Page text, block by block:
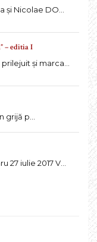
și Nicolae DO...
– editia I
și marca...
grijă p...
27 iulie 2017 V...